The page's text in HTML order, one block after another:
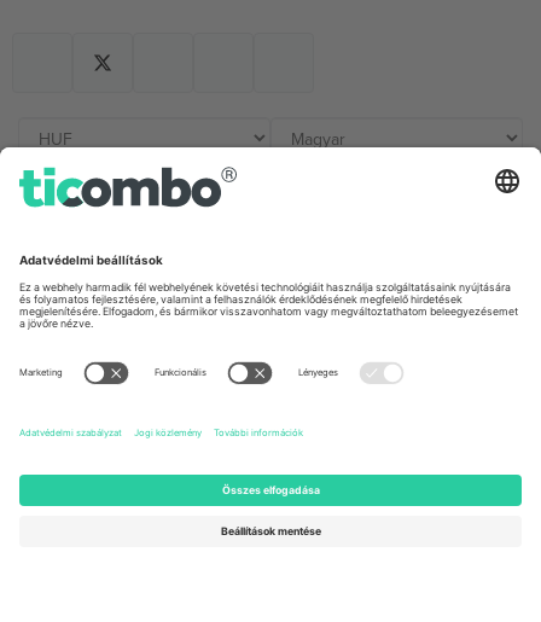
Germany
Unter den Linden 24, 10117
Berlin, Germany
United Kingdom
167 City Road, London, Greater
Newark, Delaware 19713, United
States
Engelberg, Switzerland